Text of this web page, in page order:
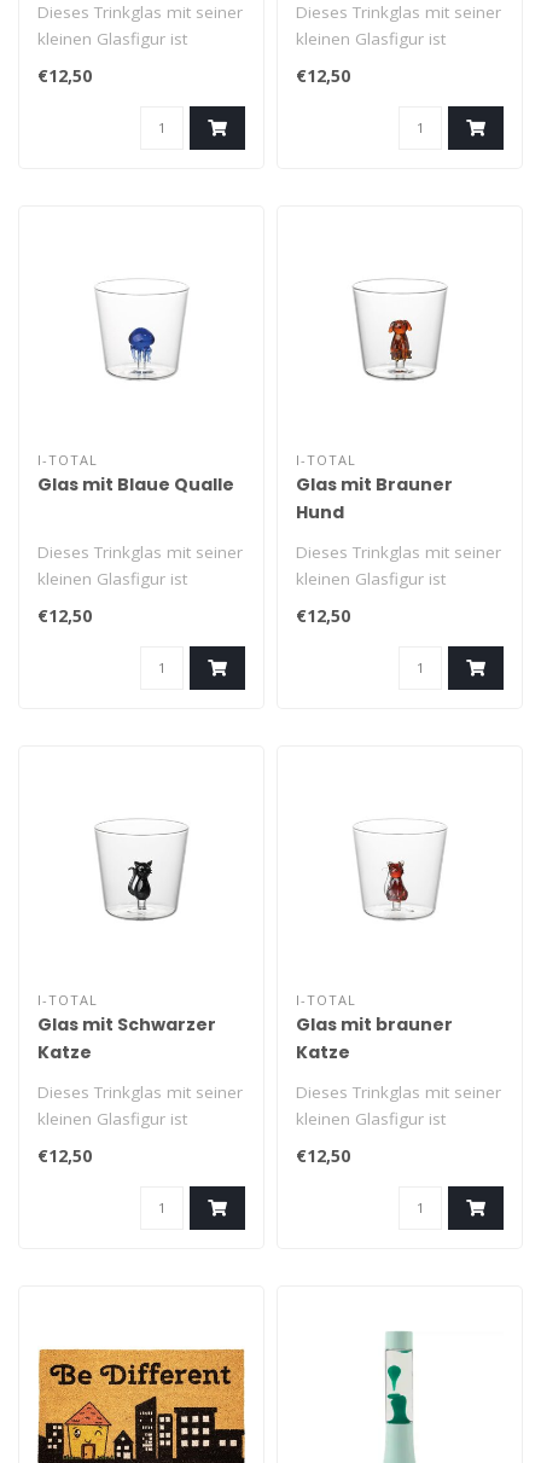
Dieses Trinkglas mit seiner
kleinen Glasfigur ist
robust, witzig und ideal für
€12,50
Dieses Trinkglas mit seiner
kleinen Glasfigur ist
robust, witzig und ideal für
€12,50
I-TOTAL
Glas mit Blaue Qualle
Dieses Trinkglas mit seiner
kleinen Glasfigur ist
robust, witzig und ideal für
€12,50
I-TOTAL
Glas mit Brauner
Hund
Dieses Trinkglas mit seiner
kleinen Glasfigur ist
robust, witzig und ideal für
€12,50
I-TOTAL
Glas mit Schwarzer
Katze
Dieses Trinkglas mit seiner
kleinen Glasfigur ist
robust, witzig und ideal für
€12,50
I-TOTAL
Glas mit brauner
Katze
Dieses Trinkglas mit seiner
kleinen Glasfigur ist
robust, witzig und ideal für
€12,50